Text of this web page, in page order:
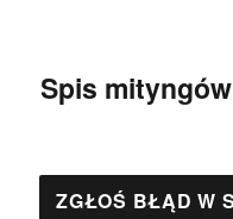
Spis
ZGŁOŚ BŁĄD W